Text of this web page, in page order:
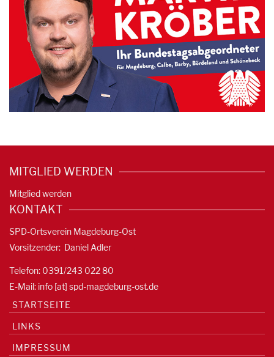
MITGLIED WERDEN
Mitglied werden
KONTAKT
SPD-Ortsverein Magdeburg-Ost
Vorsitzender: Daniel Adler
Telefon: 0391/243 022 80
E-Mail: info [at] spd-magdeburg-ost.de
STARTSEITE
LINKS
IMPRESSUM